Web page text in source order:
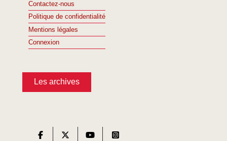
Contactez-nous
Politique de confidentialité
Mentions légales
Connexion
Les archives